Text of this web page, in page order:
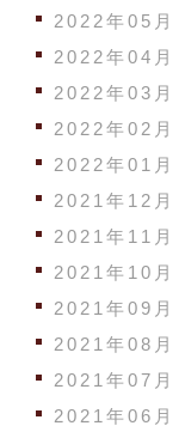
2022年05月
2022年04月
2022年03月
2022年02月
2022年01月
2021年12月
2021年11月
2021年10月
2021年09月
2021年08月
2021年07月
2021年06月